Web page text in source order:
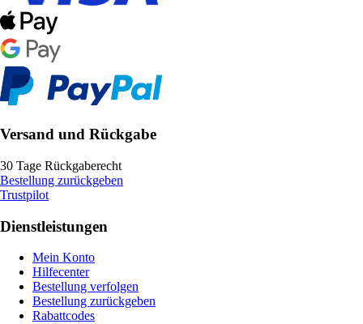
Versand und Rückgabe
30 Tage Rückgaberecht
Bestellung zurückgeben
Trustpilot
Dienstleistungen
Mein Konto
Hilfecenter
Bestellung verfolgen
Bestellung zurückgeben
Rabattcodes